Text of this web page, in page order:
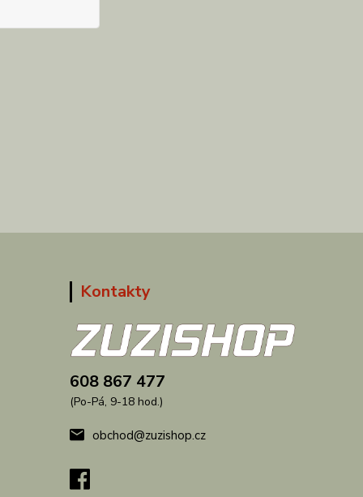
Kontakty
608 867 477
(Po-Pá, 9-18 hod.)
obchod@zuzishop.cz